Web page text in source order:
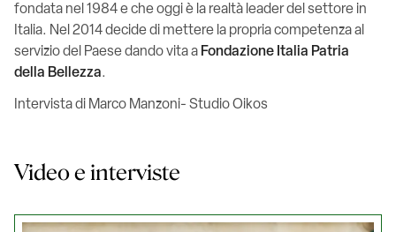
fondata nel 1984 e che oggi è la realtà leader del settore in
Italia. Nel 2014 decide di mettere la propria competenza al
servizio del Paese dando vita a Fondazione Italia Patria
della Bellezza.
Intervista di Marco Manzoni- Studio Oikos
Video e interviste